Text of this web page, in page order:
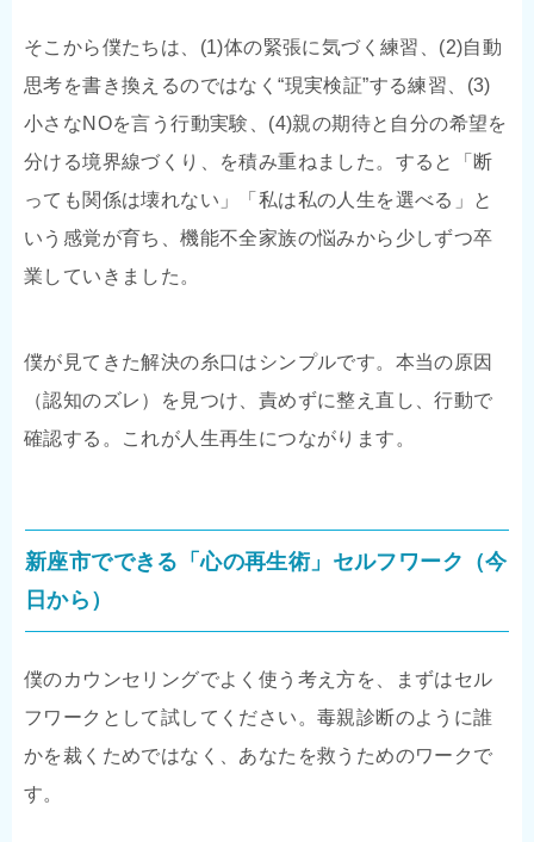
そこから僕たちは、(1)体の緊張に気づく練習、(2)自動
思考を書き換えるのではなく“現実検証”する練習、(3)
小さなNOを言う行動実験、(4)親の期待と自分の希望を
分ける境界線づくり、を積み重ねました。すると「断
っても関係は壊れない」「私は私の人生を選べる」と
いう感覚が育ち、機能不全家族の悩みから少しずつ卒
業していきました。
僕が見てきた解決の糸口はシンプルです。本当の原因
（認知のズレ）を見つけ、責めずに整え直し、行動で
確認する。これが人生再生につながります。
新座市でできる「心の再生術」セルフワーク（今
日から）
僕のカウンセリングでよく使う考え方を、まずはセル
フワークとして試してください。毒親診断のように誰
かを裁くためではなく、あなたを救うためのワークで
す。